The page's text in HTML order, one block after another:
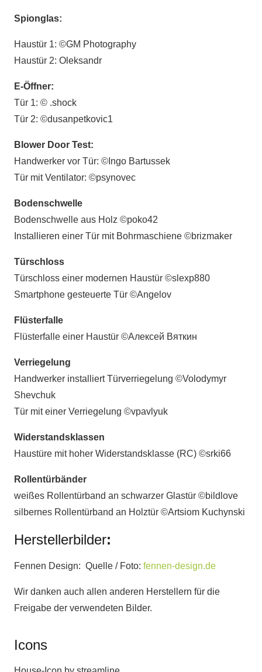
Spionglas:
Haustür 1: ©GM Photography
Haustür 2: Oleksandr
E-Öffner:
Tür 1: © .shock
Tür 2: ©dusanpetkovic1
Blower Door Test:
Handwerker vor Tür: ©Ingo Bartussek
Tür mit Ventilator: ©psynovec
Bodenschwelle
Bodenschwelle aus Holz ©poko42
Installieren einer Tür mit Bohrmaschiene ©brizmaker
Türschloss
Türschloss einer modernen Haustür ©slexp880
Smartphone gesteuerte Tür ©Angelov
Flüsterfalle
Flüsterfalle einer Haustür ©Алексей Вяткин
Verriegelung
Handwerker installiert Türverriegelung ©Volodymyr
Shevchuk
Tür mit einer Verriegelung ©vpavlyuk
Widerstandsklassen
Haustüre mit hoher Widerstandsklasse (RC) ©srki66
Rollentürbänder
weißes Rollentürband an schwarzer Glastür ©bildlove
silbernes Rollentürband an Holztür ©Artsiom Kuchynski
Herstellerbilder:
Fennen Design: Quelle / Foto: fennen-design.de
Wir danken auch allen anderen Herstellern für die
Freigabe der verwendeten Bilder.
Icons